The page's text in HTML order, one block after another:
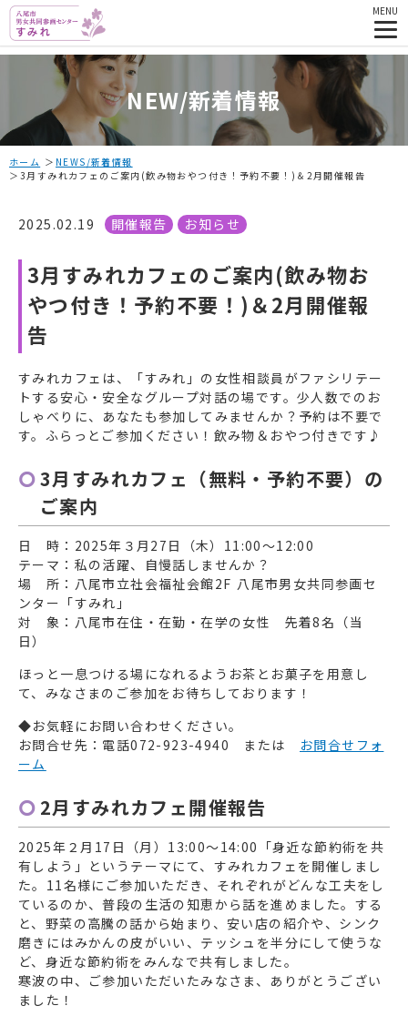
MENU
NEW/新着情報
ホーム
NEWS/新着情報
3月すみれカフェのご案内(飲み物おやつ付き！予約不要！)＆2月開催報告
2025.02.19 開催報告 お知らせ
3月すみれカフェのご案内(飲み物お
やつ付き！予約不要！)＆2月開催報
告
すみれカフェは、「すみれ」の女性相談員がファシリテー
トする安心・安全なグループ対話の場です。少人数でのお
しゃべりに、あなたも参加してみませんか？予約は不要で
す。ふらっとご参加ください！飲み物＆おやつ付きです♪
3月すみれカフェ（無料・予約不要）の
ご案内
日 時：2025年３月27日（木）11:00〜12:00
テーマ：私の活躍、自慢話しませんか？
場 所：八尾市立社会福祉会館2F 八尾市男女共同参画セ
ンター「すみれ」
対 象：八尾市在住・在勤・在学の女性 先着8名（当
日）
ほっと一息つける場になれるようお茶とお菓子を用意し
て、みなさまのご参加をお待ちしております！
◆お気軽にお問い合わせください。
お問合せ先：電話072-923-4940 または お問合せフォ
ーム
2月すみれカフェ開催報告
2025年２月17日（月）13:00〜14:00「身近な節約術を共
有しよう」というテーマにて、すみれカフェを開催しまし
た。11名様にご参加いただき、それぞれがどんな工夫をし
ているのか、普段の生活の知恵から話を進めました。する
と、野菜の高騰の話から始まり、安い店の紹介や、シンク
磨きにはみかんの皮がいい、テッシュを半分にして使うな
ど、身近な節約術をみんなで共有しました。
寒波の中、ご参加いただいたみなさま、ありがとうござい
ました！